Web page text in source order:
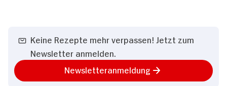
Keine Rezepte mehr verpassen! Jetzt zum
Newsletter anmelden.
Newsletteranmeldung